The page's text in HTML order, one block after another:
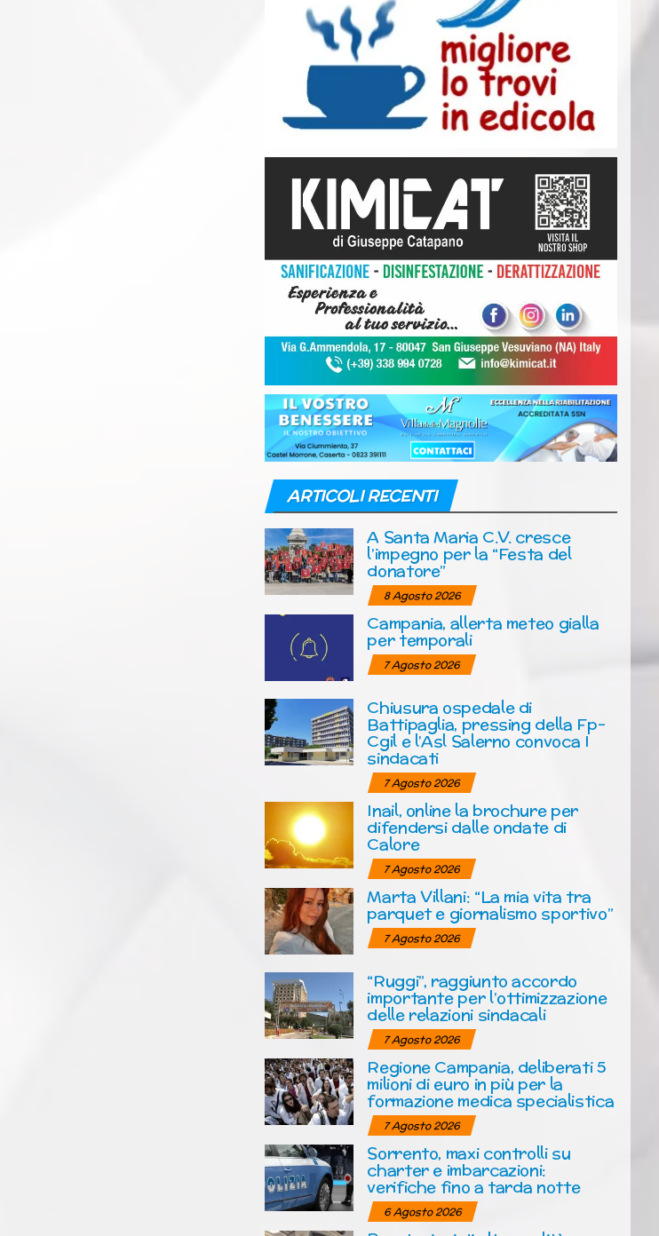
ARTICOLI RECENTI
A Santa Maria C.V. cresce
l’impegno per la “Festa del
donatore”
8 Agosto 2026
Campania, allerta meteo gialla
per temporali
7 Agosto 2026
Chiusura ospedale di
Battipaglia, pressing della Fp-
Cgil e l’Asl Salerno convoca I
sindacati
7 Agosto 2026
Inail, online la brochure per
difendersi dalle ondate di
Calore
7 Agosto 2026
Marta Villani: “La mia vita tra
parquet e giornalismo sportivo”
7 Agosto 2026
“Ruggi”, raggiunto accordo
importante per l’ottimizzazione
delle relazioni sindacali
7 Agosto 2026
Regione Campania, deliberati 5
milioni di euro in più per la
formazione medica specialistica
7 Agosto 2026
Sorrento, maxi controlli su
charter e imbarcazioni:
verifiche fino a tarda notte
6 Agosto 2026